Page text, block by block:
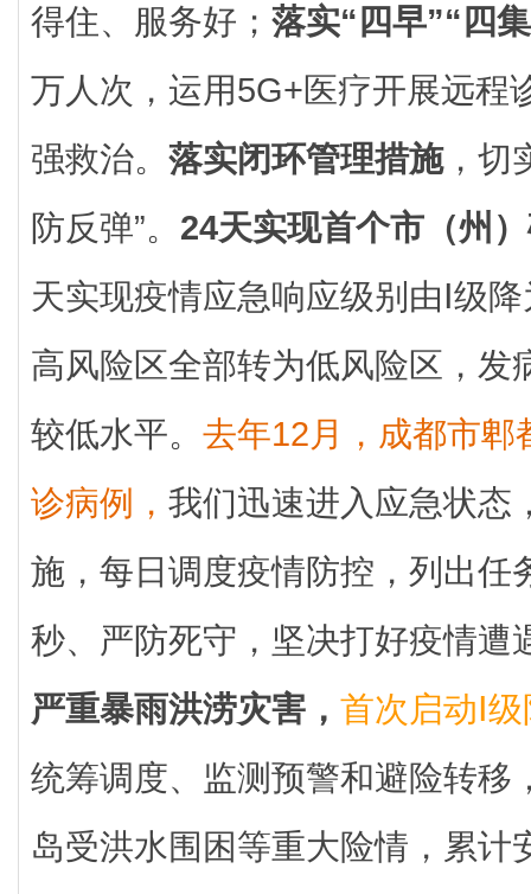
得住、服务好； 落实“四早”“四
万人次，运用5G+医疗开展远程
强救治。 落实闭环管理措施，切
防反弹”。 24天实现首个市（州
天实现疫情应急响应级别由Ⅰ级
高风险区全部转为低风险区，发
较低水平。 去年12月，成都市郫
诊病例， 我们迅速进入应急状态
施，每日调度疫情防控，列出任
秒、严防死守，坚决打好疫情遭
严重暴雨洪涝灾害， 首次启动Ⅰ
统筹调度、监测预警和避险转移
岛受洪水围困等重大险情，累计